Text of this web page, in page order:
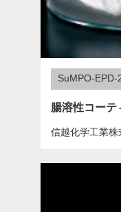
SuMPO-EPD-
腸溶性コーテ
信越化学工業株